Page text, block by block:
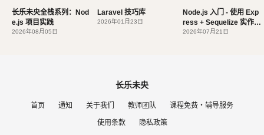
习 Node.js 及相关技术。
实践导向：通过丰富的实例和项目实践，帮助学生将理论知识转化
长乐未央全栈系列：Nod
e.js 项目实践
2026年08月05日
Laravel 技巧库
2026年01月23日
Node.js 入门 - 使用 Exp
ress + Sequelize 实作 A
PI
2026年07月21日
长乐未央
首页 通知 关于我们 教师团队 课程免费・辅导服务
使用条款 隐私政策